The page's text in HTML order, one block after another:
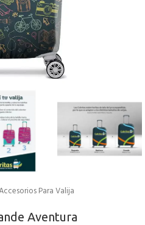
Para Valija
Aventura